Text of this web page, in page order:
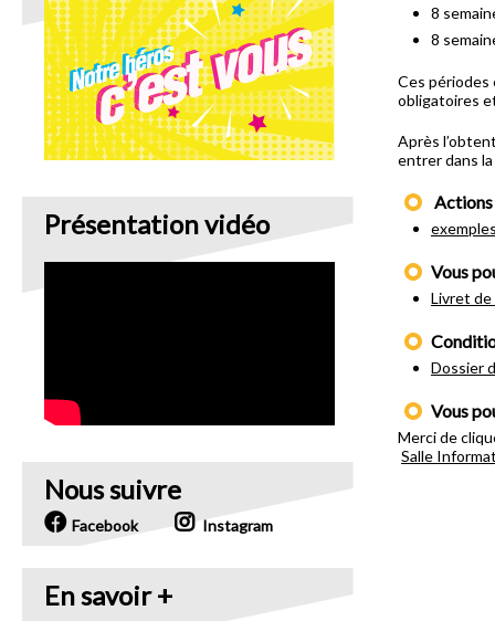
Présentation vidéo
Nous suivre
Facebook Instagram
En savoir +
8
8
Ces périodes
obligatoires
Après
entrer dans
Actions
Vous
Livret
Dossier
Vous
Merci de
Salle